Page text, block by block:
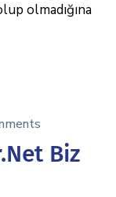
olmadığına
Biz